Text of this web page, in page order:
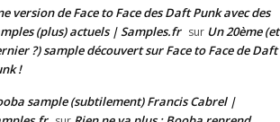
version de Face to Face des Daft Punk avec des
(plus) actuels | Samples.fr sur Un 20ème (et
?) sample découvert sur Face to Face de Daft
!
sample (subtilement) Francis Cabrel |